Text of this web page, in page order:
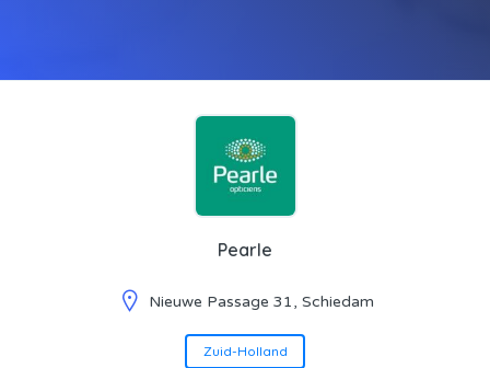
Pearle
Nieuwe Passage 31, Schiedam
Zuid-Holland